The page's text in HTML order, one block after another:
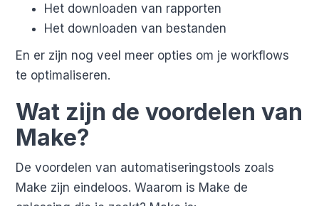
Het downloaden van rapporten
Het downloaden van bestanden
En er zijn nog veel meer opties om je workflows
te optimaliseren.
Wat zijn de voordelen van
Make?
De voordelen van automatiseringstools zoals
Make zijn eindeloos. Waarom is Make de